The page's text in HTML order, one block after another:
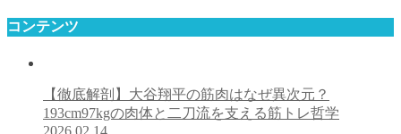
コンテンツ
【徹底解剖】大谷翔平の筋肉はなぜ異次元？
193cm97kgの肉体と二刀流を支える筋トレ哲学